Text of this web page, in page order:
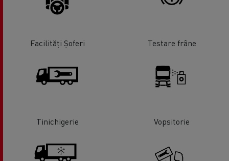
Facilități Șoferi Testare frâne
Tinichigerie Vopsitorie